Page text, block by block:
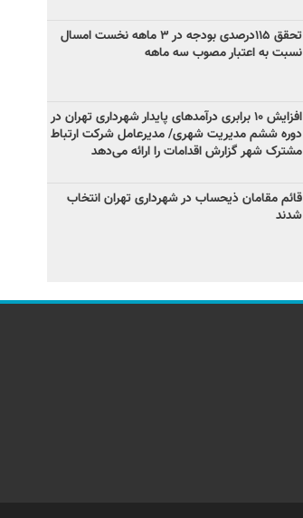
تحقق ۱۱۵درصدی بودجه در ۳ ماهه نخست امسال
نسبت به اعتبار مصوب سه ماهه
افزایش ۱۰ برابری درآمدهای پایدار شهرداری تهران در
دوره ششم مدیریت شهری/ مدیرعامل شرکت ارتباط
مشترک شهر گزارش اقدامات را ارائه می‌دهد
قائم مقامان ذیحساب در شهرداری تهران انتخاب
شدند